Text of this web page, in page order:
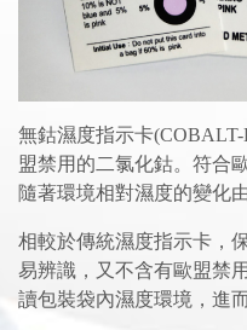
無鈷濕度指示卡
盟禁用的二氯化鈷。符合
隨著環境相對濕度的變化
相較於傳統濕度指示卡，
易辨識，又不含有歐盟禁
讀包裝袋內濕度環境，進